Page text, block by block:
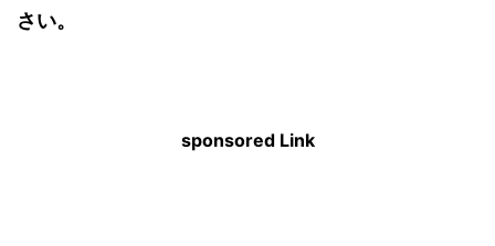
さい。
sponsored Link